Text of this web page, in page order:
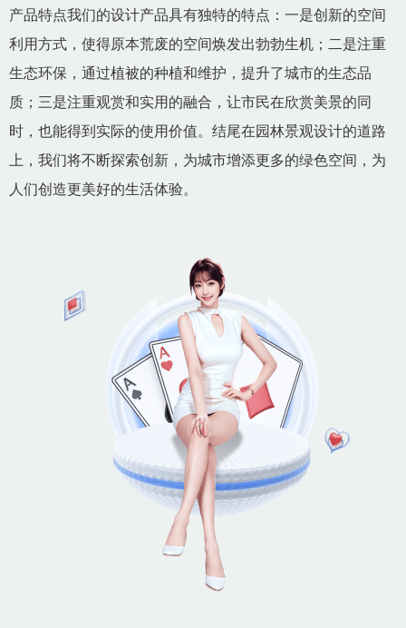
产品特点我们的设计产品具有独特的特点：一是创新的空间
利用方式，使得原本荒废的空间焕发出勃勃生机；二是注重
生态环保，通过植被的种植和维护，提升了城市的生态品
质；三是注重观赏和实用的融合，让市民在欣赏美景的同
时，也能得到实际的使用价值。结尾在园林景观设计的道路
上，我们将不断探索创新，为城市增添更多的绿色空间，为
人们创造更美好的生活体验。